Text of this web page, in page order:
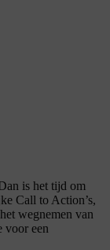
is het tijd om
Call to Action’s,
wegnemen van
voor een